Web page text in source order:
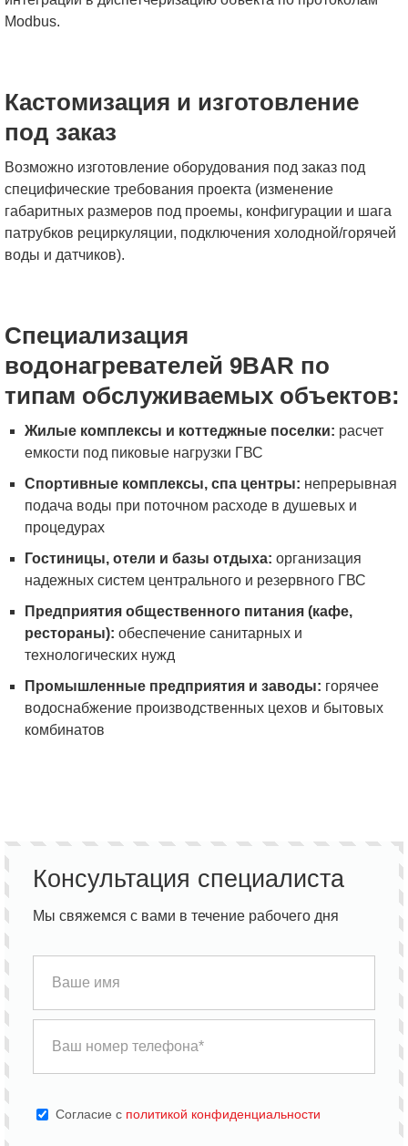
Modbus.
Кастомизация и изготовление
под заказ
Возможно изготовление оборудования под заказ под
специфические требования проекта (изменение
габаритных размеров под проемы, конфигурации и шага
патрубков рециркуляции, подключения холодной/горячей
воды и датчиков).
Специализация
водонагревателей 9BAR по
типам обслуживаемых объектов:
Жилые комплексы и коттеджные поселки: расчет
емкости под пиковые нагрузки ГВС
Спортивные комплексы, спа центры: непрерывная
подача воды при поточном расходе в душевых и
процедурах
Гостиницы, отели и базы отдыха: организация
надежных систем центрального и резервного ГВС
Предприятия общественного питания (кафе,
рестораны): обеспечение санитарных и
технологических нужд
Промышленные предприятия и заводы: горячее
водоснабжение производственных цехов и бытовых
комбинатов
Консультация специалиста
Мы свяжемся с вами в течение рабочего дня
Cогласие с политикой конфиденциальности